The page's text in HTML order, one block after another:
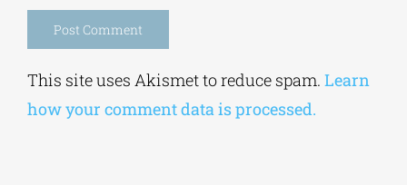
Alternative:
This site uses Akismet to reduce spam.
how your comment data is processed.